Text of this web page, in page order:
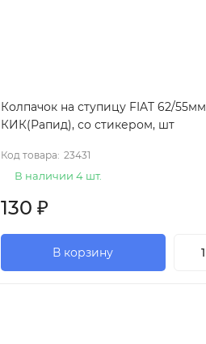
Колпачок на ступицу FIAT 62/55мм
КИК(Рапид), со стикером, шт
Код товара: 23431
В наличии 4 шт.
130 ₽
В корзину